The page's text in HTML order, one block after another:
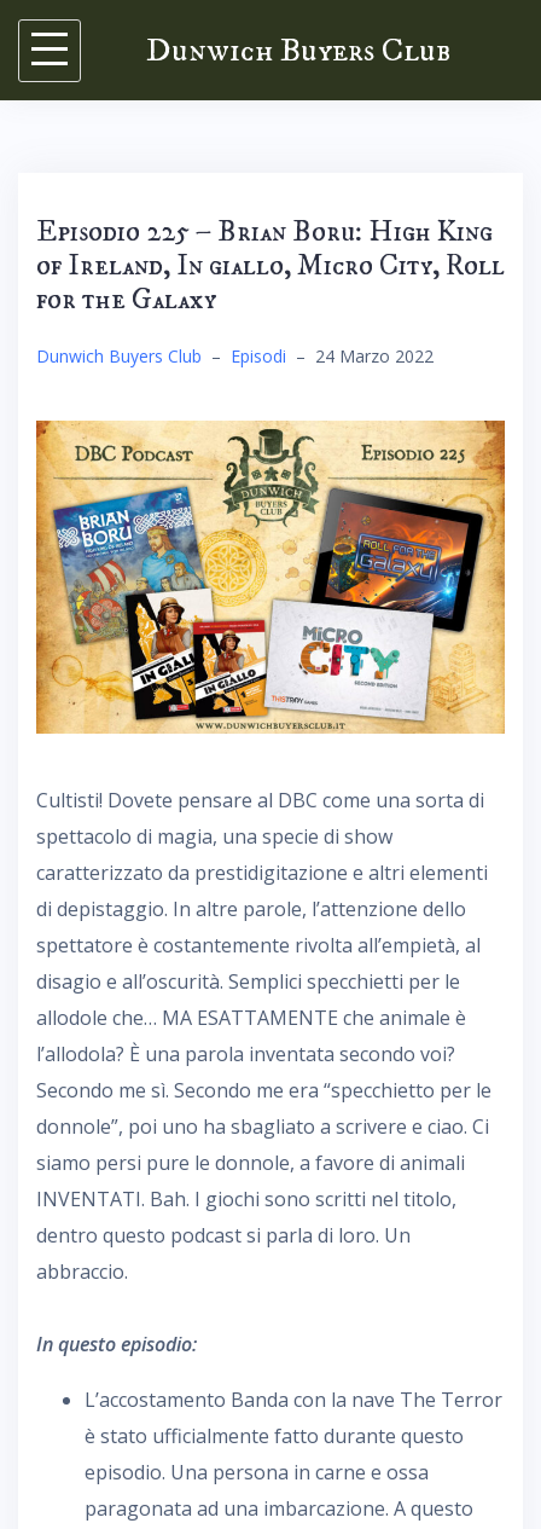
Skip
content
Dunwich Buyers Club
Episodio 225 – Brian Boru: High King
of Ireland, In giallo, Micro City, Roll
for the Galaxy
Dunwich Buyers Club – Episodi – 24 Marzo 2022
Cultisti! Dovete pensare al DBC come una sorta di
spettacolo di magia, una specie di show
caratterizzato da prestidigitazione e altri elementi
di depistaggio. In altre parole, l’attenzione dello
spettatore è costantemente rivolta all’empietà, al
disagio e all’oscurità. Semplici specchietti per le
allodole che… MA ESATTAMENTE che animale è
l’allodola? È una parola inventata secondo voi?
Secondo me sì. Secondo me era “specchietto per le
donnole”, poi uno ha sbagliato a scrivere e ciao. Ci
siamo persi pure le donnole, a favore di animali
INVENTATI. Bah. I giochi sono scritti nel titolo,
dentro questo podcast si parla di loro. Un
abbraccio.
In questo episodio:
L’accostamento Banda con la nave The Terror
è stato ufficialmente fatto durante questo
episodio. Una persona in carne e ossa
paragonata ad una imbarcazione. A questo